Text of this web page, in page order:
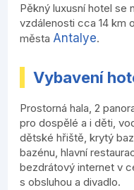
Pěkný luxusní hotel se
vzdálenosti cca 14 km
města Antalye.
Vybavení
Prostorná hala, 2
pro dospělé a i děti,
dětské hřiště, krytý
bazénu, hlavní
bezdrátový internet v
s obsluhou a divadlo.